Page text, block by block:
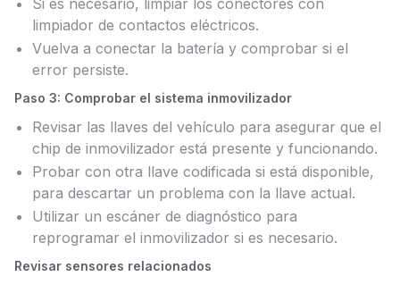
Si es necesario, limpiar los conectores con
limpiador de contactos eléctricos.
Vuelva a conectar la batería y comprobar si el
error persiste.
Paso 3: Comprobar el sistema inmovilizador
Revisar las llaves del vehículo para asegurar que el
chip de inmovilizador está presente y funcionando.
Probar con otra llave codificada si está disponible,
para descartar un problema con la llave actual.
Utilizar un escáner de diagnóstico para
reprogramar el inmovilizador si es necesario.
Revisar sensores relacionados